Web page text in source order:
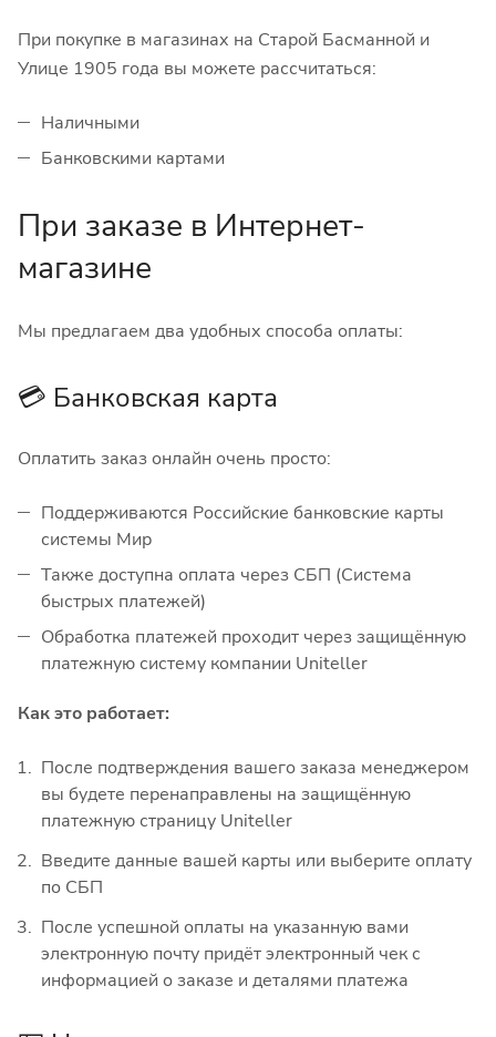
При покупке в магазинах на Старой Басманной и
Улице 1905 года вы можете рассчитаться:
Наличными
Банковскими картами
При заказе в Интернет-
магазине
Мы предлагаем два удобных способа оплаты:
💳 Банковская карта
Оплатить заказ онлайн очень просто:
Поддерживаются Российские банковские карты
системы Мир
Также доступна оплата через СБП (Система
быстрых платежей)
Обработка платежей проходит через защищённую
платежную систему компании Uniteller
Как это работает:
После подтверждения вашего заказа менеджером
вы будете перенаправлены на защищённую
платежную страницу Uniteller
Введите данные вашей карты или выберите оплату
по СБП
После успешной оплаты на указанную вами
электронную почту придёт электронный чек с
информацией о заказе и деталями платежа